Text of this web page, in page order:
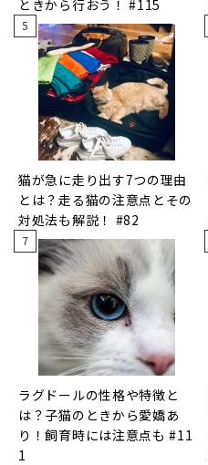
ときから行おう！ #115
猫が急に走り出す7つの理由
とは？走る猫の注意点とその
対処法も解説！ #82
ラグドールの性格や特徴と
は？子猫のときから愛嬌あ
り！飼育時には注意点も #11
1